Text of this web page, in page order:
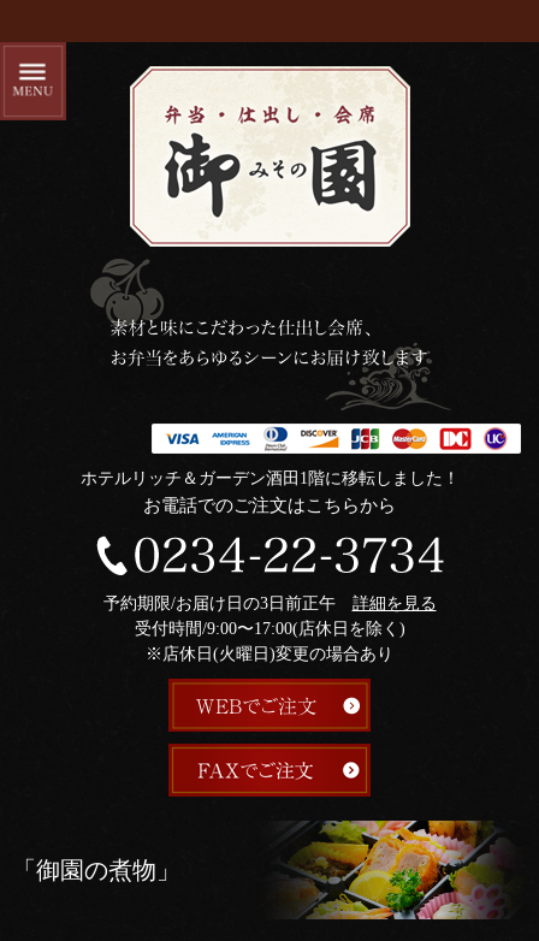
ホテルリッチ＆ガーデン酒田1階に移転しました！
お電話でのご注文はこちらから
予約期限/お届け日の3日前正午 詳細を見る
受付時間/9:00〜17:00(店休日を除く)
※店休日(火曜日)変更の場合あり
「御園の煮物」